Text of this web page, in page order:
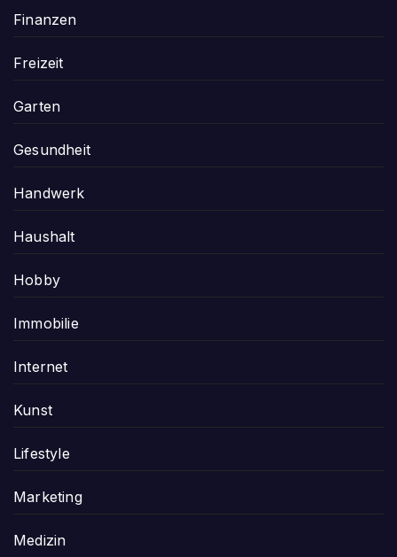
Finanzen
Freizeit
Garten
Gesundheit
Handwerk
Haushalt
Hobby
Immobilie
Internet
Kunst
Lifestyle
Marketing
Medizin